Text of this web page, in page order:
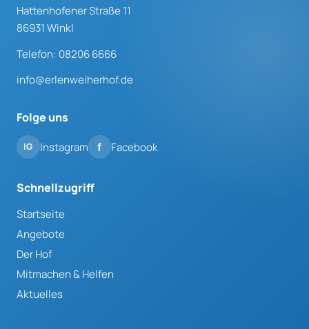
Hattenhofener Straße 11
86931 Winkl
Telefon: 08206 6666
info@erlenweiherhof.de
Folge uns
Instagram Facebook
Schnellzugriff
Startseite
Angebote
Der Hof
Mitmachen & Helfen
Aktuelles